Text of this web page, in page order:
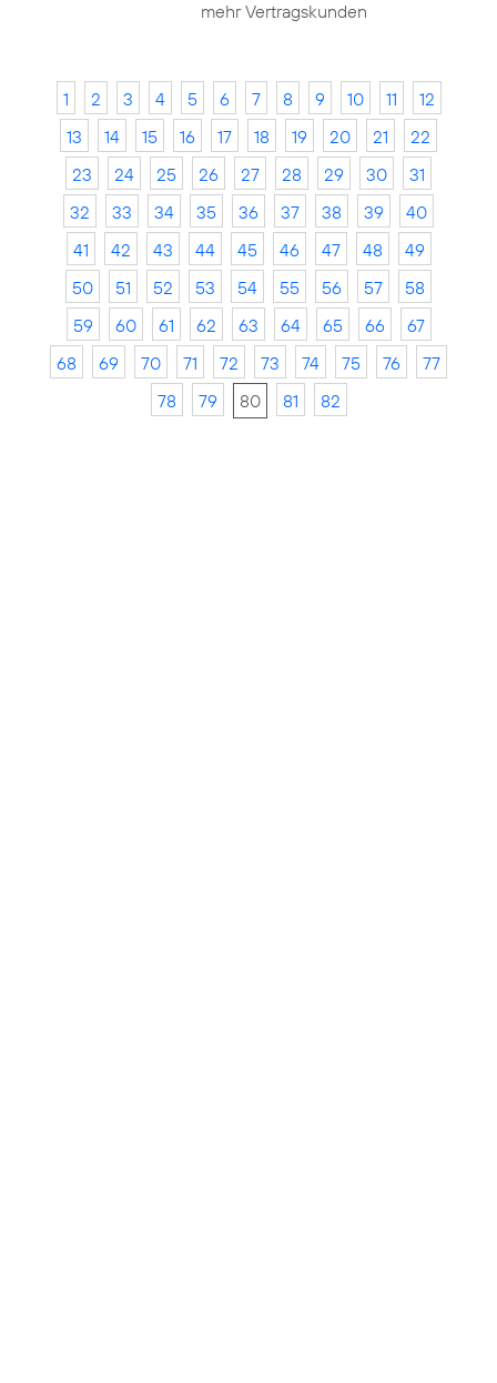
mehr Vertragskunden
1 2 3 4 5 6 7 8 9 10 11
12
13
14 15 16 17 18 19 20 21
22
23
24 25 26 27 28 29 30
31
32
33 34 35 36 37 38 39
40
41
42 43 44 45 46 47 48
49
50
51 52 53 54 55 56 57
58
59
60 61 62 63 64 65 66
67
68
69 70 71 72 73 74 75 76
77
78
79 80 81 82